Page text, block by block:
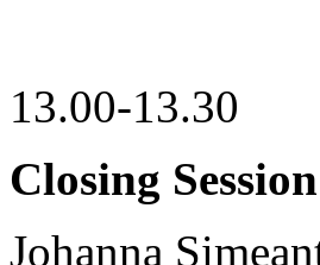
13.00-13.30
Closing Session
Johanna